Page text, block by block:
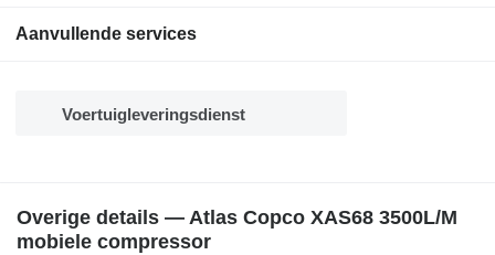
Aanvullende services
Voertuigleveringsdienst
Overige details — Atlas Copco XAS68 3500L/M
mobiele compressor